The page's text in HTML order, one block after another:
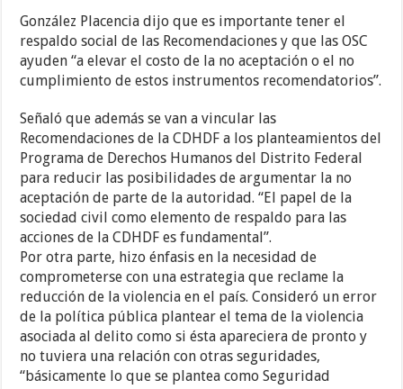
González Placencia dijo que es importante tener el
respaldo social de las Recomendaciones y que las OSC
ayuden “a elevar el costo de la no aceptación o el no
cumplimiento de estos instrumentos recomendatorios”.
Señaló que además se van a vincular las
Recomendaciones de la CDHDF a los planteamientos del
Programa de Derechos Humanos del Distrito Federal
para reducir las posibilidades de argumentar la no
aceptación de parte de la autoridad. “El papel de la
sociedad civil como elemento de respaldo para las
acciones de la CDHDF es fundamental”.
Por otra parte, hizo énfasis en la necesidad de
comprometerse con una estrategia que reclame la
reducción de la violencia en el país. Consideró un error
de la política pública plantear el tema de la violencia
asociada al delito como si ésta apareciera de pronto y
no tuviera una relación con otras seguridades,
“básicamente lo que se plantea como Seguridad